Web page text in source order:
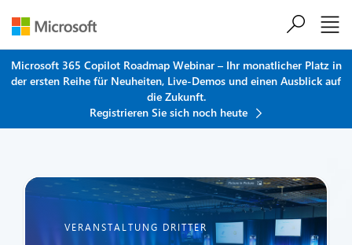
Microsoft 365 Copilot Roadmap Webinar – Ihr monatlicher Platz in
der ersten Reihe für Neuheiten, Live-Demos und einen Ausblick auf
die Zukunft.
Registrieren Sie sich noch heute
VERANSTALTUNG DRITTER